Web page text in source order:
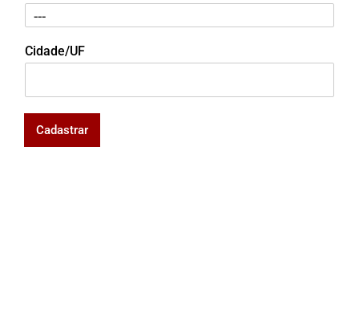
Cidade/UF
Cadastrar